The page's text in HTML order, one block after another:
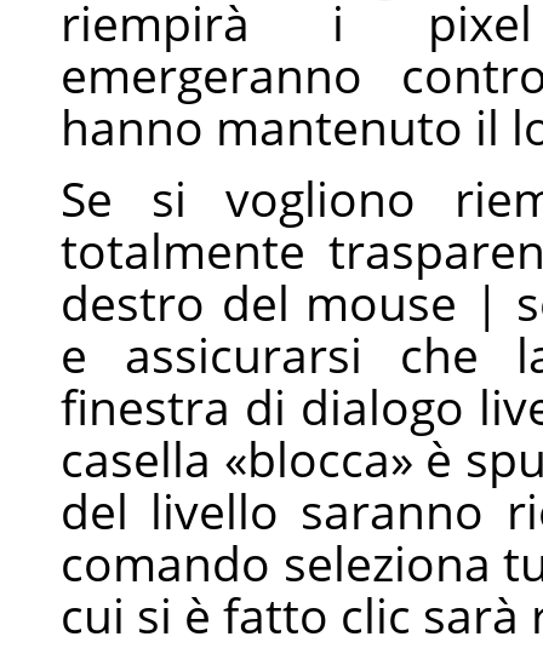
riempirà i pixel
emergeranno
hanno mantenuto il
Se si vogliono
totalmente
destro del mouse |
e assicurarsi che
finestra di dialogo
casella «blocca»è
del livello saranno
comando seleziona
cui si è fatto clic sarà